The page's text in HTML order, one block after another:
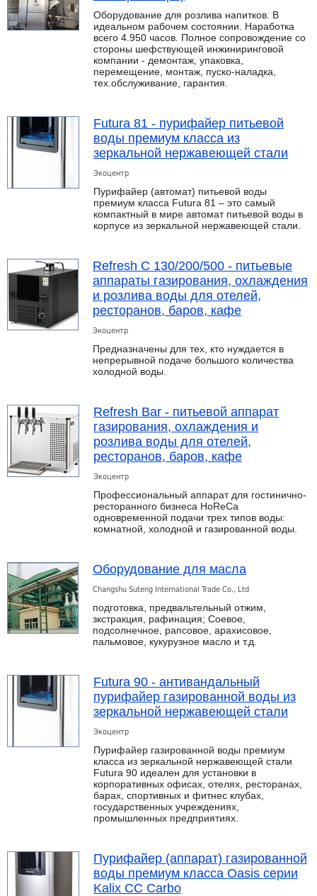
Оборудование для розлива напитков. В
идеальном рабочем состоянии. Наработка
всего 4.950 часов. Полное сопровождение со
стороны шефствующей инжиниринговой
компании - демонтаж, упаковка,
перемещение, монтаж, пуско-наладка,
тех.обслуживание, гарантия.
Futura 81 - пурифайер питьевой
воды премиум класса из
зеркальной нержавеющей стали
Экоцентр
Пурифайер (автомат) питьевой воды
премиум класса Futura 81 – это самый
компактный в мире автомат питьевой воды в
корпусе из зеркальной нержавеющей стали.
Refresh C 130/200/500 - питьевые
аппараты газирования, охлаждения
и розлива воды для отелей,
ресторанов, баров, кафе
Экоцентр
Предназначены для тех, кто нуждается в
непрерывной подаче большого количества
холодной воды.
Refresh Bar - питьевой аппарат
газирования, охлаждения и
розлива воды для отелей,
ресторанов, баров, кафе
Экоцентр
Профессиональный аппарат для гостинично-
ресторанного бизнеса HoReCa
одновременной подачи трех типов воды:
комнатной, холодной и газированной воды.
Оборудование для масла
Changshu Suteng International Trade Co., Ltd
подготовка, предвальтельный отжим,
зкстракция, рафинация; Соевое,
подсолнечное, рапсовое, арахисовое,
пальмовое, кукурузное масло и т.д.
Futura 90 - антивандальный
пурифайер газированной воды из
зеркальной нержавеющей стали
Экоцентр
Пурифайер газированной воды премиум
класса из зеркальной нержавеющей стали
Futura 90 идеален для установки в
корпоративных офисах, отелях, ресторанах,
барах, спортивных и фитнес клубах,
государственных учреждениях,
промышленных предприятиях.
Пурифайер (аппарат) газированной
воды премиум класса Oasis серии
Kalix CC Carbo